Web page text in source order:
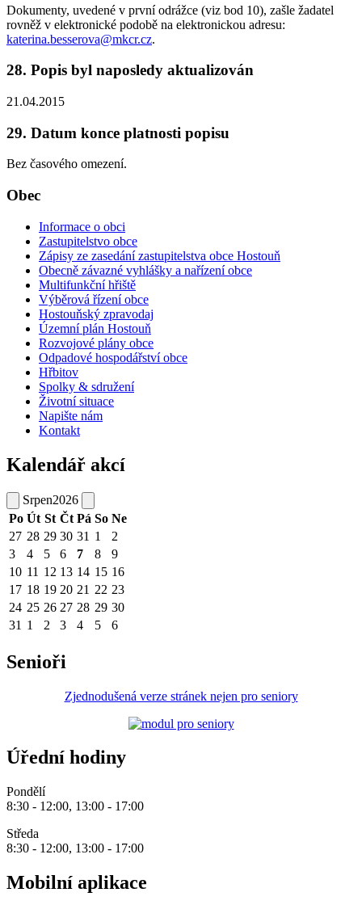
Dokumenty, uvedené v první odrážce (viz bod 10), zašle žadatel
rovněž v elektronické podobě na elektronickou adresu:
katerina.besserova@mkcr.cz.
28. Popis byl naposledy aktualizován
21.04.2015
29. Datum konce platnosti popisu
Bez časového omezení.
Obec
Informace o obci
Zastupitelstvo obce
Zápisy ze zasedání zastupitelstva obce Hostouň
Obecně závazné vyhlášky a nařízení obce
Multifunkční hřiště
Výběrová řízení obce
Hostouňský zpravodaj
Územní plán Hostouň
Rozvojové plány obce
Odpadové hospodářství obce
Hřbitov
Spolky & sdružení
Životní situace
Napište nám
Kontakt
Kalendář akcí
Srpen2026
Po Út St Čt Pá So Ne
27 28 29 30 31 1
2
3
4 5 6 7 8
9
10 11 12 13 14 15 16
17 18 19 20 21 22 23
24 25 26 27 28 29 30
31 1 2 3 4 5 6
Senioři
Zjednodušená verze stránek nejen pro seniory
Úřední hodiny
Pondělí
8:30 - 12:00, 13:00 - 17:00
Středa
8:30 - 12:00, 13:00 - 17:00
Mobilní aplikace